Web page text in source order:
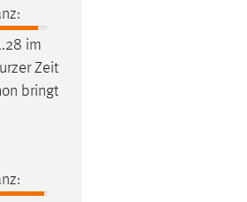
im
Zeit
bringt